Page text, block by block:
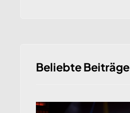
Beliebte Beiträge